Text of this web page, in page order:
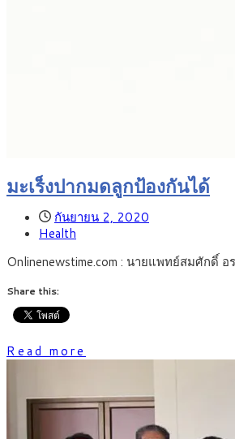
มะเร็งปากมดลูกป้องกันได้
กันยายน 2, 2020
Health
Onlinenewstime.com : นายแพทย์สมศักดิ์
Share this:
Read more